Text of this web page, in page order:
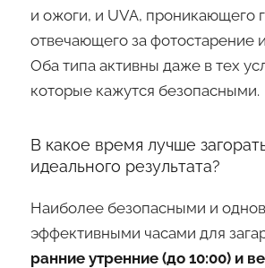
и ожоги, и UVA, проникающего
отвечающего за фотостарение
Оба типа активны даже в тех
которые кажутся безопасными.
В какое время лучше
идеального результата?
Наиболее безопасными и
эффективными часами для
ранние утренние (до 10:00) и